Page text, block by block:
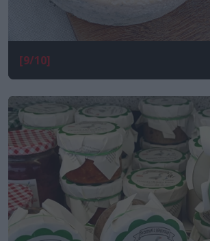
[9/10]